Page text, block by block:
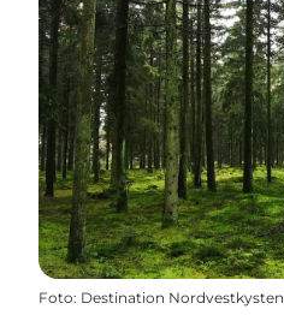
Foto: Destination Nordvestkysten